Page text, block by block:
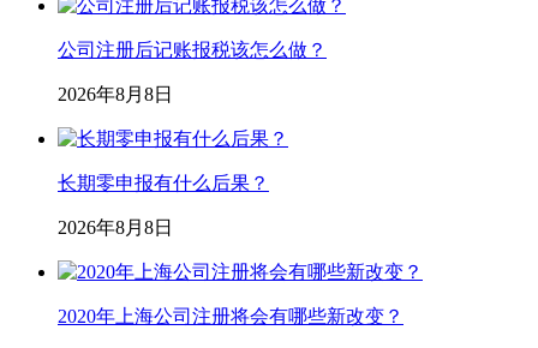
公司注册后记账报税该怎么做？
2026年8月8日
长期零申报有什么后果？
2026年8月8日
2020年上海公司注册将会有哪些新改变？